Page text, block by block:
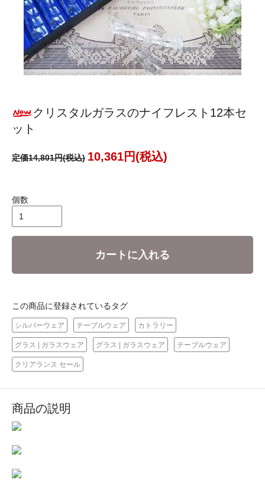
クリスタルガラスのナイフレスト12本セ
ット
定価14,801円(税込) 10,361円(税込)
個数
カートに入れる
この商品に登録されているタグ
シルバーウェア テーブルウェア カトラリー
グラス | ガラスウェア グラス | ガラスウェア テーブルウェア
クリアランス セール
商品の説明